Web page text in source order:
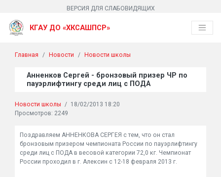
ВЕРСИЯ ДЛЯ СЛАБОВИДЯЩИХ
КГАУ ДО «ХКСАШПСР»
Главная Новости Новости школы
Анненков Сергей - бронзовый призер ЧР по
пауэрлифтингу среди лиц с ПОДА
Новости школы / 18/02/2013 18:20
Просмотров: 2249
Поздравляем АННЕНКОВА СЕРГЕЯ с тем, что он стал
бронзовым призером чемпионата России по пауэрлифтингу
среди лиц с ПОДА в весовой категории 72,0 кг. Чемпионат
России проходил в г. Алексин с 12-18 февраля 2013 г.